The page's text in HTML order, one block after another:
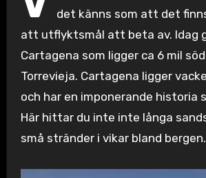
det känns som att det
att utflyktsmål att beta av. Idag
Cartagena som ligger ca 6 mil
Torrevieja. Cartagena ligger
och har en imponerande historia
Här hittar du inte inte långa
små stränder i vikar bland bergen.